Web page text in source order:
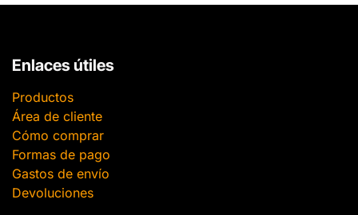
Enlaces útiles
Productos
Área de cliente
Cómo comprar
Formas de pago
Gastos de envío
Devoluciones